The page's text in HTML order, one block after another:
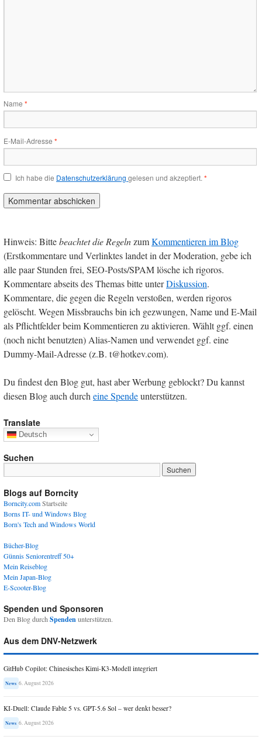
Name *
E-Mail-Adresse *
Ich habe die Datenschutzerklärung gelesen und akzeptiert. *
Hinweis: Bittebeachtet die RegelnzumKommentieren im Blog
(Erstkommentare und Verlinktes landet in der Moderation, gebe ich
alle paar Stunden frei, SEO-Posts/SPAM lösche ich rigoros.
Kommentare abseits des Themas bitte unterDiskussion.
Kommentare, die gegen die Regeln verstoßen, werden rigoros
gelöscht. Wegen Missbrauchs bin ich gezwungen, Name und E-Mail
als Pflichtfelder beim Kommentieren zu aktivieren. Wählt ggf. einen
(noch nicht benutzten) Alias-Namen und verwendet ggf. eine
Dummy-Mail-Adresse (z.B. t@hotkev.com).
Du findest den Blog gut, hast aber Werbung geblockt? Du kannst
diesen Blog auch durch eine Spendeunterstützen.
Translate
Deutsch
Suchen
Blogs auf Borncity
Borncity.comStartseite
Borns IT- und Windows Blog
Born's Tech and Windows World
Bücher-Blog
Günnis Seniorentreff 50+
Mein Reiseblog
Mein Japan-Blog
E-Scooter-Blog
Spenden und Sponsoren
Den Blog durch Spendenunterstützen.
Aus dem DNV-Netzwerk
GitHub Copilot: Chinesisches Kimi-K3-Modell integriert
News 6. August 2026
KI-Duell: Claude Fable 5 vs. GPT-5.6 Sol – wer denkt besser?
News 6. August 2026